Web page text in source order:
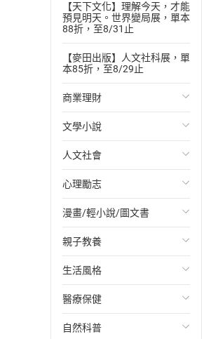
【天下文化】理解今天，才能
預見明天。世界變局展，單本
88折，至8/31止
【麥田出版】人文社科展，單
本85折，至8/29止
商業理財
投資理財
經濟/趨勢
財務/金融
管理/領導
職場工作術
成功法
行銷/廣告
傳記
文學小說
歐美文學
日本文學
韓國文學
華文文學
經典文學
成長/家庭生活小說
懸疑/推理小說
人文社會
國際關係
政治
社會科學
台灣/中國歷史
日/韓歷史
其他歷史/史學
心理勵志
心靈成長/情緒
人際關係
兩性關係
心理學
漫畫/輕小說/圖文書
輕小說
奇幻/科幻
愛情故事
職場/社會寫實
親子教養
教育現場
兒童文學/故事
兒童科普/學習
生活風格
飲食/食譜
健身/美顏
醫療保健
健康/養生
自然科普